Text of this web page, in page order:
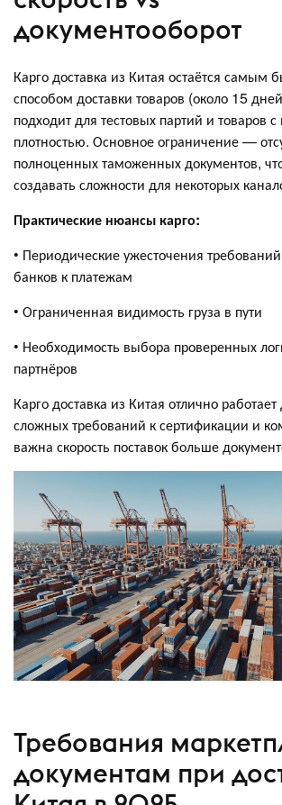
документооборот
Карго доставка из Китая остаётся самым
способом доставки товаров (около 15
подходит для тестовых партий и товаров
плотностью. Основное ограничение —
полноценных таможенных документов,
создавать сложности для некоторых
Практические нюансы карго:
• Периодические ужесточения
банков к платежам
• Ограниченная видимость груза в пути
• Необходимость выбора проверенных
партнёров
Карго доставка из Китая отлично
сложных требований к сертификации и
важна скорость поставок больше
Требования
документам при